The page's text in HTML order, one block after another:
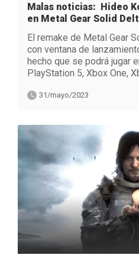
Malas noticias: Hideo
en Metal Gear Solid
El remake de Metal Gear
con ventana de
hecho que se podrá jugar
PlayStation 5, Xbox One,
31/mayo/2023